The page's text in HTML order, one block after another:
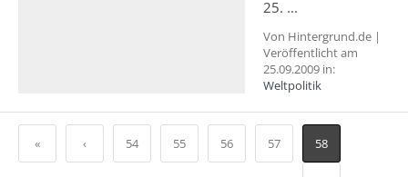
25. ...
Von Hintergrund.de |
Veröffentlicht am
25.09.2009 in:
Weltpolitik
« ‹ 54 55 56 57 58